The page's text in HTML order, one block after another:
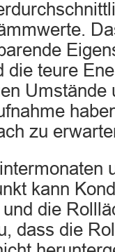
die teure
Umstände
zu
kann
die
dass die